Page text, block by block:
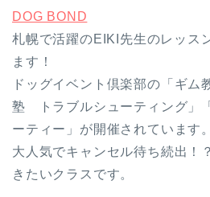
DOG BOND
札幌で活躍のEIKI先生のレッス
ます！
ドッグイベント倶楽部の「ギム
塾 トラブルシューティング」
ーティー」が開催されています。
大人気でキャンセル待ち続出！
きたいクラスです。